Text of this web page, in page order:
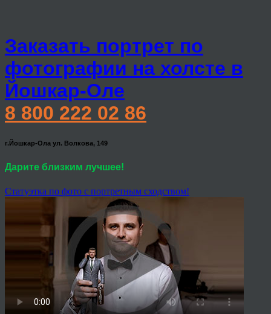
Заказать портрет по
фотографии на холсте в
Йошкар-Оле
8 800 222 02 86
г.Йошкар-Ола ул. Волкова, 149
Дарите близким лучшее!
Статуэтка по фото с портретным сходством!